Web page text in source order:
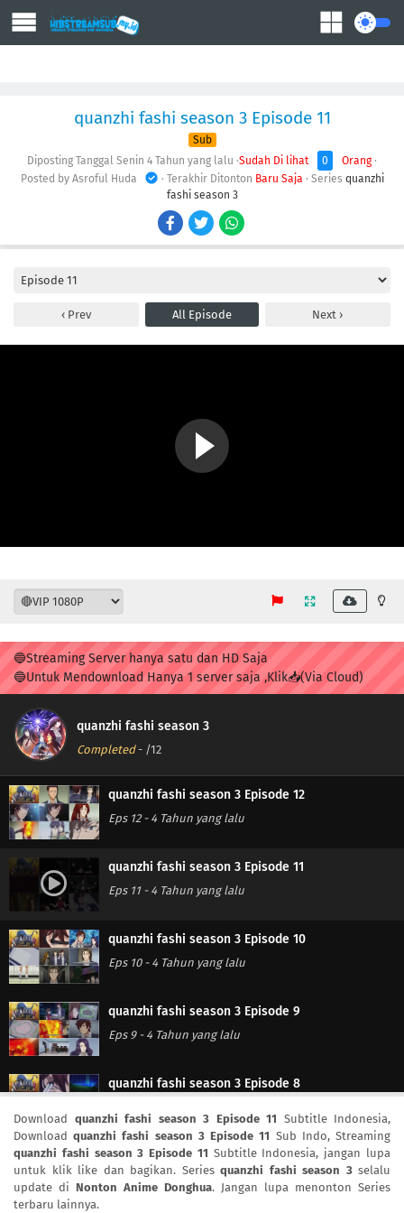
quanzhi fashi season 3 Episode 11
Sub
Diposting Tanggal Senin 4 Tahun yang lalu ·Sudah Di lihat 0 Orang ·
Posted by Asroful Huda
· Terakhir Ditonton Baru Saja · Series quanzhi
fashi season 3
Prev All Episode Next
🔵Streaming Server hanya satu dan HD Saja
🔵Untuk Mendownload Hanya 1 server saja ,Klik📥(Via Cloud)
quanzhi fashi season 3
Completed- /12
quanzhi fashi season 3 Episode 12
Eps 12- 4 Tahun yang lalu
quanzhi fashi season 3 Episode 11
Eps 11- 4 Tahun yang lalu
quanzhi fashi season 3 Episode 10
Eps 10- 4 Tahun yang lalu
quanzhi fashi season 3 Episode 9
Eps 9- 4 Tahun yang lalu
quanzhi fashi season 3 Episode 8
quanzhi fashi season 3 Episode 7
-4 Tahun yang lalu
Download quanzhi fashi season 3 Episode 11 Subtitle Indonesia,
Downloadquanzhi fashi season 3 Episode 11 Sub Indo, Streaming
quanzhi fashi season 3 Episode 11 Subtitle Indonesia, jangan lupa
untuk klik like dan bagikan. Series quanzhi fashi season 3selalu
update di Nonton Anime Donghua. Jangan lupa menonton Series
terbaru lainnya.